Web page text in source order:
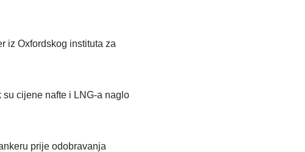
iz Oxfordskog instituta za
cijene nafte i LNG-a naglo
prije odobravanja